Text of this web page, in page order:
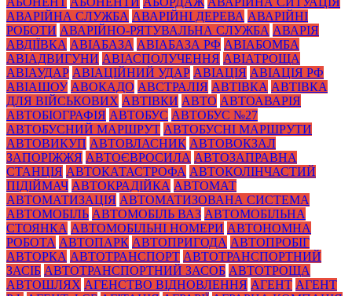
АВАРІЙНА СЛУЖБА АВАРІЙНІ ДЕРЕВА АВАРІЙНІ
РОБОТИ АВАРІЙНО-РЯТУВАЛЬНА СЛУЖБА АВАРІЯ
АВДІЇВКА АВІАБАЗА АВІАБАЗА РФ АВІАБОМБА
АВІАДВИГУНИ АВІАСПОЛУЧЕННЯ АВІАТРОЩА
АВІАУДАР АВІАЦІЙНИЙ УДАР АВІАЦІЯ АВІАЦІЯ РФ
АВІАШОУ АВОКАДО АВСТРАЛІЯ АВТІВКА АВТІВКА
ДЛЯ ВІЙСЬКОВИХ АВТІВКИ АВТО АВТОАВАРІЯ
АВТОБІОГРАФІЯ АВТОБУС АВТОБУС №27
АВТОБУСНИЙ МАРШРУТ АВТОБУСНІ МАРШРУТИ
АВТОВИКУП АВТОВЛАСНИК АВТОВОКЗАЛ
ЗАПОРІЖЖЯ АВТОЄВРОСИЛА АВТОЗАПРАВНА
СТАНЦІЯ АВТОКАТАСТРОФА АВТОКОЛІНЧАСТИЙ
ПІДІЙМАЧ АВТОКРАДІЙКА АВТОМАТ
АВТОМАТИЗАЦІЯ АВТОМАТИЗОВАНА СИСТЕМА
АВТОМОБІЛЬ АВТОМОБІЛЬ ВАЗ АВТОМОБІЛЬНА
СТОЯНКА АВТОМОБІЛЬНІ НОМЕРИ АВТОНОМНА
РОБОТА АВТОПАРК АВТОПРИГОДА АВТОПРОБІГ
АВТОРКА АВТОТРАНСПОРТ АВТОТРАНСПОРТНИЙ
ЗАСІБ АВТОТРАНСПОРТНИЙ ЗАСОБ АВТОТРОЩА
АВТОШЛЯХ АГЕНСТВО ВІДНОВЛЕННЯ АГЕНТ АГЕНТ